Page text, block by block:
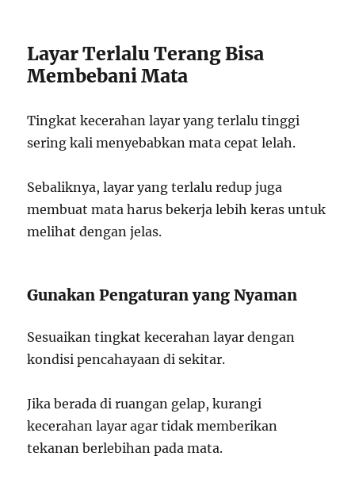
Layar Terlalu Terang Bisa
Membebani Mata
Tingkat kecerahan layar yang terlalu tinggi
sering kali menyebabkan mata cepat lelah.
Sebaliknya, layar yang terlalu redup juga
membuat mata harus bekerja lebih keras untuk
melihat dengan jelas.
Gunakan Pengaturan yang Nyaman
Sesuaikan tingkat kecerahan layar dengan
kondisi pencahayaan di sekitar.
Jika berada di ruangan gelap, kurangi
kecerahan layar agar tidak memberikan
tekanan berlebihan pada mata.